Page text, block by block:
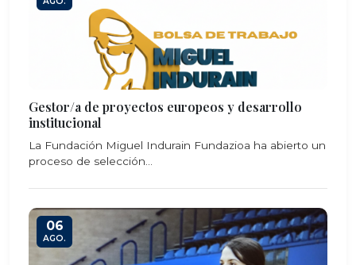
Gestor/a de proyectos europeos y desarrollo
institucional
La Fundación Miguel Indurain Fundazioa ha abierto un
proceso de selección...
06
AGO.